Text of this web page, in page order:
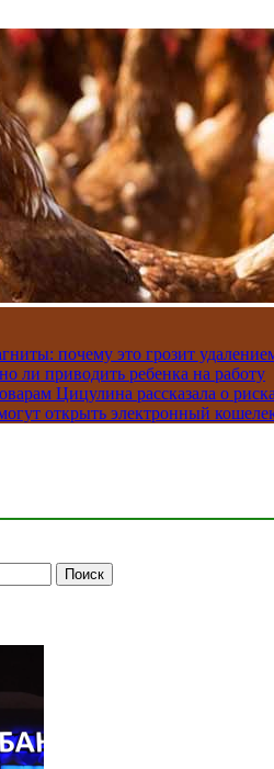
почему это грозит
ли приводить ребенка на работу
Цицулина рассказала о
открыть электронный